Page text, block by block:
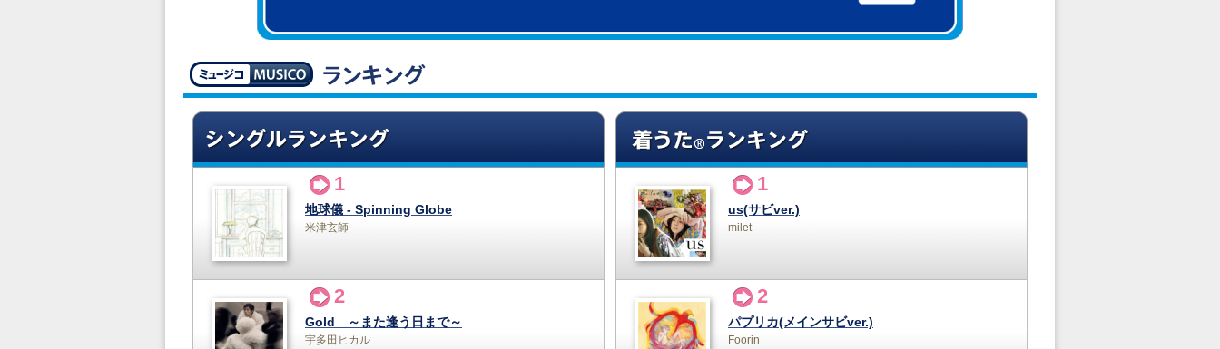
1
地球儀 - Spinning Globe
米津玄師
2
Gold ～また逢う日まで～
宇多田ヒカル
1
us(サビver.)
milet
2
パプリカ(メインサビver.)
Foorin